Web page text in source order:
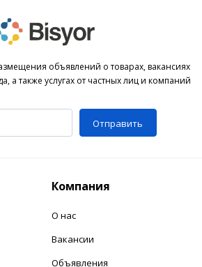
объявлений о товарах, вакансиях
а также услугах от частных лиц и компаний
Отправить
Компания
О нас
Вакансии
Объявления